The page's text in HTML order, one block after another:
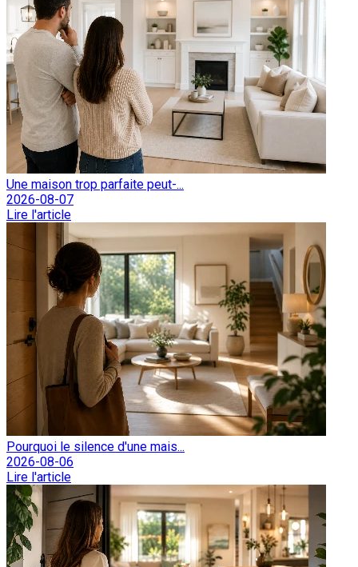
Une maison trop parfaite peut-...
2026-08-07
Lire l'article
Pourquoi le silence d'une mais...
2026-08-06
Lire l'article